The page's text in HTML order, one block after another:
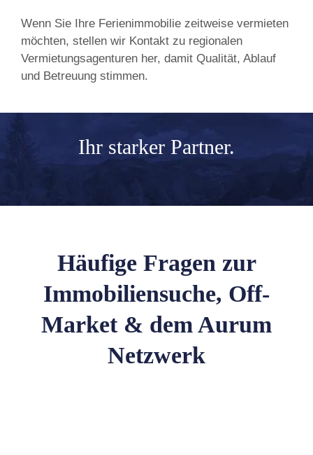
Wenn Sie Ihre Ferienimmobilie zeitweise vermieten
möchten, stellen wir Kontakt zu regionalen
Vermietungsagenturen her, damit Qualität, Ablauf
und Betreuung stimmen.
Ihr starker Partner.
Häufige Fragen zur
Immobiliensuche, Off-
Market & dem Aurum
Netzwerk